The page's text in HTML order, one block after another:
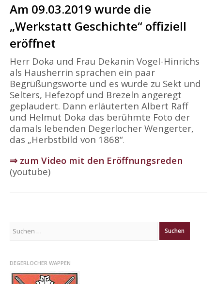
Am 09.03.2019 wurde die
„Werkstatt Geschichte“ offiziell
eröffnet
Herr Doka und Frau Dekanin Vogel-Hinrichs
als Hausherrin sprachen ein paar
Begrüßungsworte und es wurde zu Sekt und
Selters, Hefezopf und Brezeln angeregt
geplaudert. Dann erläuterten Albert Raff
und Helmut Doka das berühmte Foto der
damals lebenden Degerlocher Wengerter,
das „Herbstbild von 1868“.
⇒ zum Video mit den Eröffnungsreden
(youtube)
nach:
DEGERLOCHER WAPPEN